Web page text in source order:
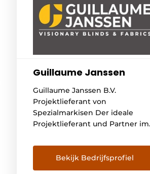
Guillaume Janssen
Guillaume Janssen B.V.
Projektlieferant von
Spezialmarkisen Der ideale
Projektlieferant und Partner im
(Spezial-)Projekte. Wenn Ihr
Standardlieferant nicht
ausreicht, helfen wir Ihnen
Bekijk Bedrijfsprofiel